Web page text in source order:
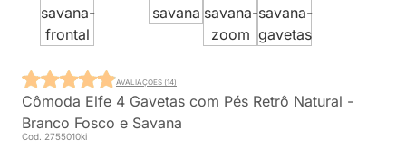
Cômoda Elfe 4 Gavetas com Pés Retrô Natural -
Branco Fosco e Savana
Cod. 2755010ki
AVALIAÇÕES (14)